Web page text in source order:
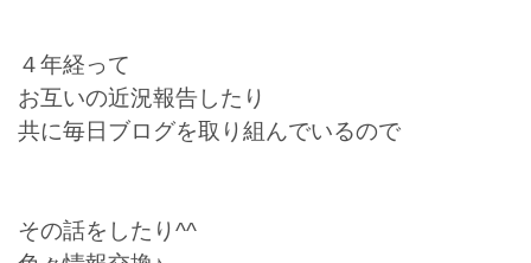
４年経って
お互いの近況報告したり
共に毎日ブログを取り組んでいるので
その話をしたり^^